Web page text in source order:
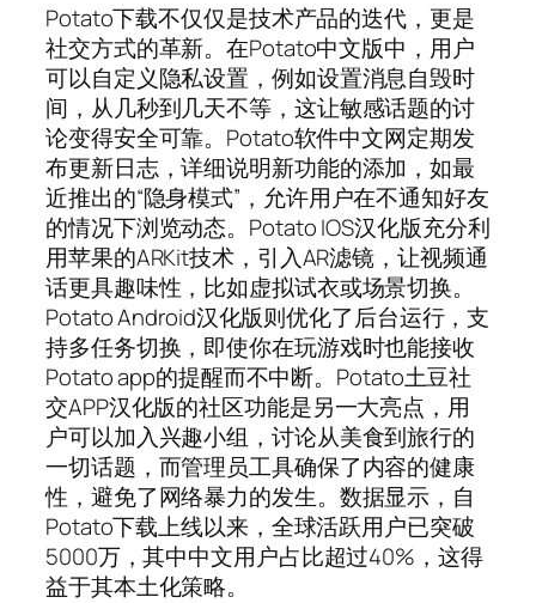
Potato下载不仅仅是技术产品的迭代，更是
社交方式的革新。在Potato中文版中，用户
可以自定义隐私设置，例如设置消息自毁时
间，从几秒到几天不等，这让敏感话题的讨
论变得安全可靠。Potato软件中文网定期发
布更新日志，详细说明新功能的添加，如最
近推出的“隐身模式”，允许用户在不通知好友
的情况下浏览动态。Potato IOS汉化版充分利
用苹果的ARKit技术，引入AR滤镜，让视频通
话更具趣味性，比如虚拟试衣或场景切换。
Potato Android汉化版则优化了后台运行，支
持多任务切换，即使你在玩游戏时也能接收
Potato app的提醒而不中断。Potato土豆社
交APP汉化版的社区功能是另一大亮点，用
户可以加入兴趣小组，讨论从美食到旅行的
一切话题，而管理员工具确保了内容的健康
性，避免了网络暴力的发生。数据显示，自
Potato下载上线以来，全球活跃用户已突破
5000万，其中中文用户占比超过40%，这得
益于其本土化策略。